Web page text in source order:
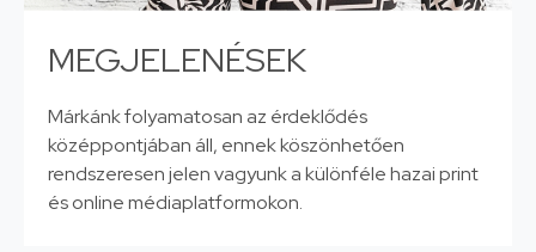
MEGJELENÉSEK
Márkánk folyamatosan az érdeklődés
középpontjában áll, ennek köszönhetően
rendszeresen jelen vagyunk a különféle hazai print
és online médiaplatformokon.